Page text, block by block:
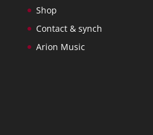
Shop
Contact & synch
Arion Music